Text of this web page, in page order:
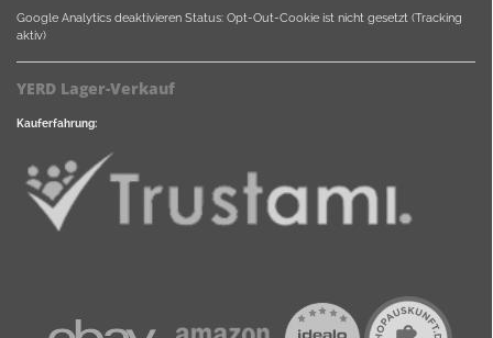
Google Analytics deaktivieren Status: Opt-Out-Cookie ist nicht gesetzt (Tracking
aktiv)
YERD Lager-Verkauf
Kauferfahrung: